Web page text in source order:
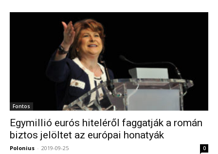
Fontos
Egymillió eurós hiteléről faggatják a román
biztos jelöltet az európai honatyák
Polonius - 2019-09-25 0